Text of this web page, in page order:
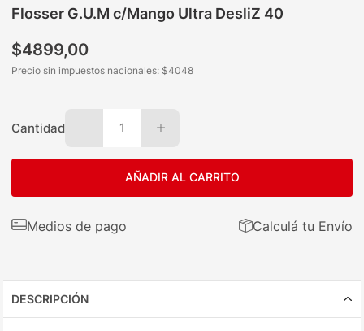
Flosser G.U.M c/Mango Ultra DesliZ 40
$4899,00
Precio sin impuestos nacionales: $4048
Cantidad 1
AÑADIR AL CARRITO
Medios de pago Calculá tu Envío
DESCRIPCIÓN